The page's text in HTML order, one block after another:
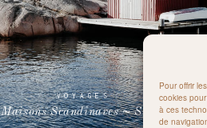
Pour offrir
cookies
à ces
de
VOYAGES
Maisons Scandinaves ~ Suède